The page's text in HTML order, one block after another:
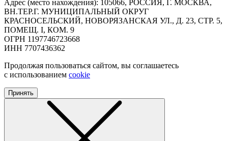
Адрес (место нахождения): 105066, РОССИЯ, Г. МОСКВА,
ВН.ТЕР.Г. МУНИЦИПАЛЬНЫЙ ОКРУГ
КРАСНОСЕЛЬСКИЙ, НОВОРЯЗАНСКАЯ УЛ., Д. 23, СТР. 5,
ПОМЕЩ. I, КОМ. 9
ОГРН 1197746723668
ИНН 7707436362
Продолжая пользоваться сайтом, вы соглашаетесь
с использованием cookie
Принять